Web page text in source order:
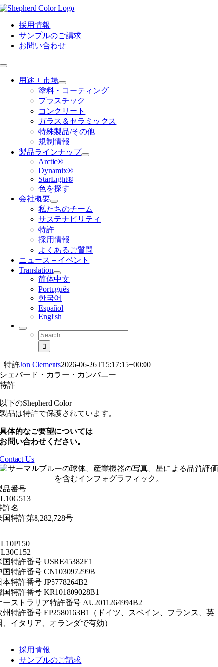
Skip
content採用情報
サンプルのご請求
お問い合わせ
Toggle
Navigation用途 + 市場
塗料・コーティング
プラスチック
コンクリート
ガラス＆セラミックス
特殊製品/その他
規制情報
製品ラインナップ
Arctic®
Dynamix®
StarLight®
色を探す
会社概要
私たちのチーム
サステナビリティ
特許
採用情報
よくあるご質問
ニュース＋イベント
Translation
简体中文
Português
한국어
Español
English
Search
for:
特許Jon Clements2026-06-26T15:17:15+00:00
シェパード・カラー・カンパニー
特許
以下のShepherd Color
製品は特許で保護されています。
具体的なご要望については
お問い合わせください。
Contact Us
品番号
許名
国特許第8,282,728号
国特許番号 USRE45382E1
国特許番号 CN103097299B
本特許番号 JP5778264B2
国特許番号 KR101809028B1
ーストラリア特許番号 AU2011264994B2
州特許番号 EP2580163B1（ドイツ、スペイン、フランス、英
、イタリア、オランダで有効）
採用情報
サンプルのご請求